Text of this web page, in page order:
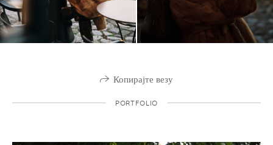
Копирајте везу
PORTFOLIO